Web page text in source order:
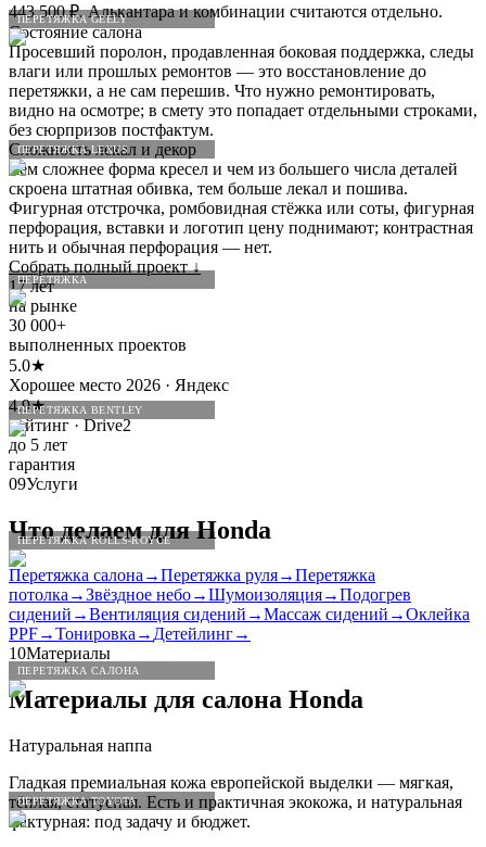
ПЕРЕТЯЖКА GEELY
ПЕРЕТЯЖКА LEXUS
ПЕРЕТЯЖКА
ПЕРЕТЯЖКА BENTLEY
ПЕРЕТЯЖКА ROLLS-ROYCE
ПЕРЕТЯЖКА САЛОНА
ПЕРЕТЯЖКА TOYOTA
443 500 ₽. Алькантара и комбинации считаются отдельно.
Состояние салона
Просевший поролон, продавленная боковая поддержка, следы
влаги или прошлых ремонтов — это восстановление до
перетяжки, а не сам перешив. Что нужно ремонтировать,
видно на осмотре; в смету это попадает отдельными строками,
без сюрпризов постфактум.
Сложность лекал и декор
Чем сложнее форма кресел и чем из большего числа деталей
скроена штатная обивка, тем больше лекал и пошива.
Фигурная отстрочка, ромбовидная стёжка или соты, фигурная
перфорация, вставки и логотип цену поднимают; контрастная
нить и обычная перфорация — нет.
Собрать полный проект↓
17 лет
на рынке
30 000+
выполненных проектов
5.0★
Хорошее место 2026 · Яндекс
4.9★
рейтинг · Drive2
до 5 лет
гарантия
09Услуги
Что делаем дляHonda
Перетяжка салона→Перетяжка руля→Перетяжка
потолка→Звёздное небо→Шумоизоляция→Подогрев
сидений →Вентиляция сидений →Массаж сидений →Оклейка
PPF→Тонировка→Детейлинг→
10Материалы
Материалы для салона Honda
Натуральная наппа
Гладкая премиальная кожа европейской выделки — мягкая,
тёплая, статусная. Есть и практичная экокожа, и натуральная
фактурная: под задачу и бюджет.